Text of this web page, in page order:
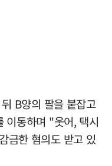
B양의 팔을 붙잡고
이동하며 "웃어, 택시
금한 혐의도 받고 있